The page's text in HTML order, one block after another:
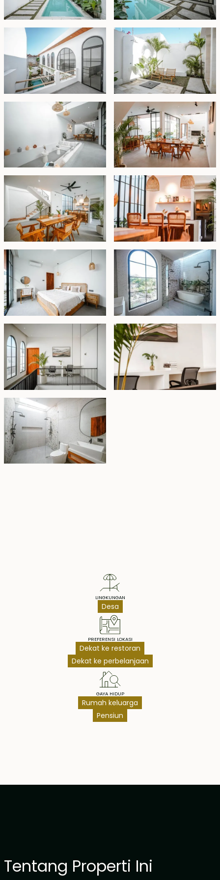
di rumah. Kamar mandi utama menjadi daya tarik
tersendiri, dengan bathtub bergaya chic di bawah
skylight yang memberikan sentuhan mewah.
Vila ini ditawarkan dalam kondisi berperabot lengkap
dan siap huni. Tersedia dengan masa sewa 30 tahun
dan opsi perpanjangan, ini adalah pilihan tepat bagi
keluarga yang ingin merasakan gaya hidup Bali yang
Hak Sewa - USD 250.000
LINGKUNGAN
Desa
PREFERENSI LOKASI
Dekat ke restoran
Dekat ke perbelanjaan
GAYA HIDUP
Rumah keluarga
Pensiun
Tentang Properti Ini